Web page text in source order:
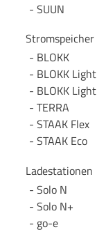
SUUN
Stromspeicher
BLOKK
BLOKK Light
BLOKK
TERRA
STAAK Flex
STAAK Eco
Ladestationen
Solo N
Solo N+
go-e